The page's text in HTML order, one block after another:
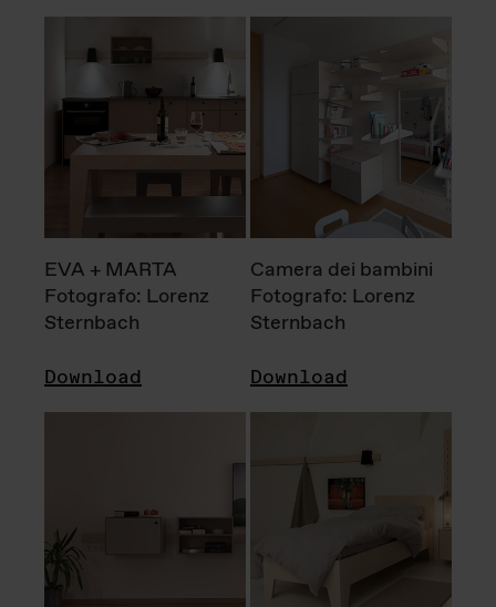
EVA + MARTA
Fotografo: Lorenz
Sternbach
Download
Camera dei bambini
Fotografo: Lorenz
Sternbach
Download